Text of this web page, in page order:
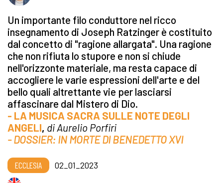
Un importante filo conduttore nel ricco
insegnamento di Joseph Ratzinger è costituito
dal concetto di "ragione allargata". Una ragione
che non rifiuta lo stupore e non si chiude
nell'orizzonte materiale, ma resta capace di
accogliere le varie espressioni dell'arte e del
bello quali altrettante vie per lasciarsi
affascinare dal Mistero di Dio.
- LA MUSICA SACRA SULLE NOTE DEGLI
ANGELI, di Aurelio Porfiri
- DOSSIER: IN MORTE DI BENEDETTO XVI
ECCLESIA 02_01_2023